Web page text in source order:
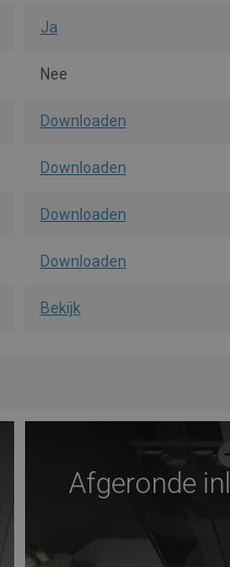
Ja
Nee
Downloaden
Downloaden
Downloaden
Downloaden
Bekijk
Afgeronde